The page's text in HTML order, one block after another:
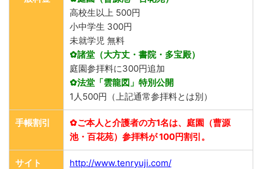
高校生以上 500円
小中学生 300円
未就学児 無料
✿諸堂（大方丈・書院・多宝殿）
庭園参拝料に300円追加
✿法堂「雲龍図」特別公開
1人500円（上記通常参拝料とは別）
手帳割引
✿ご本人と介護者の方1名は、庭園（曹源
池・百花苑）参拝料が 100円割引。
サイト
http://www.tenryuji.com/